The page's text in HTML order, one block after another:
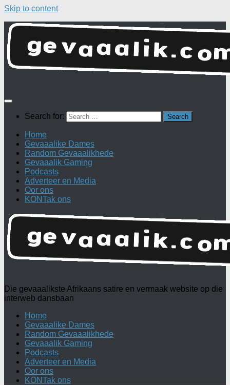
Skip to content
Search for:
Home
Gevaaalike Dames
Random Gevaaalikhede
Gevaaalik Gaming
Podcasts
Adverteer en Media
Oor ons
KONTak ons
Die gevaaalikste Afrikaans satire en vermaak website op die
interweb dansbaan
Home
Gevaaalike Dames
Random Gevaaalikhede
Gevaaalik Gaming
Podcasts
Adverteer en Media
Oor ons
KONTak ons